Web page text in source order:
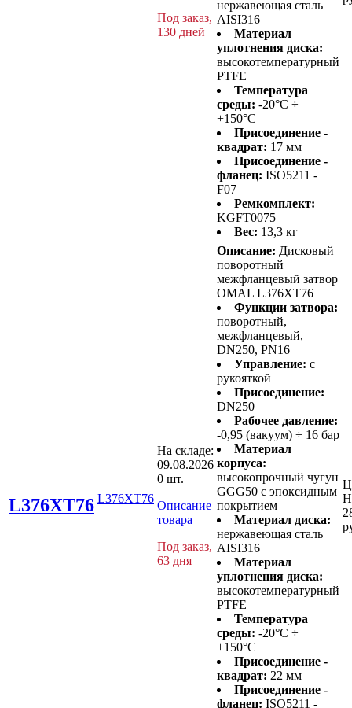
Под заказ,
130 дней
нержавеющая сталь
AISI316
Материал
уплотнения диска:
высокотемпературный
PTFE
Температура
среды: -20°C ÷
+150°C
Присоединение -
квадрат: 17 мм
Присоединение -
фланец: ISO5211 -
F07
Ремкомплект:
KGFT0075
Вес: 13,3 кг
L376XT76 L376XT76
На складе:
09.08.2026
0 шт.
Описание
товара
Под заказ,
63 дня
Описание: Дисковый
поворотный
межфланцевый затвор
OMAL L376XT76
Функции затвора:
поворотный,
межфланцевый,
DN250, PN16
Управление: с
рукояткой
Присоединение:
DN250
Рабочее давление:
-0,95 (вакуум) ÷ 16 бар
Материал
корпуса:
высокопрочный чугун
GGG50 с эпоксидным
покрытием
Материал диска:
нержавеющая сталь
AISI316
Материал
уплотнения диска:
высокотемпературный
PTFE
Температура
среды: -20°C ÷
+150°C
Присоединение -
квадрат: 22 мм
Присоединение -
фланец: ISO5211 -